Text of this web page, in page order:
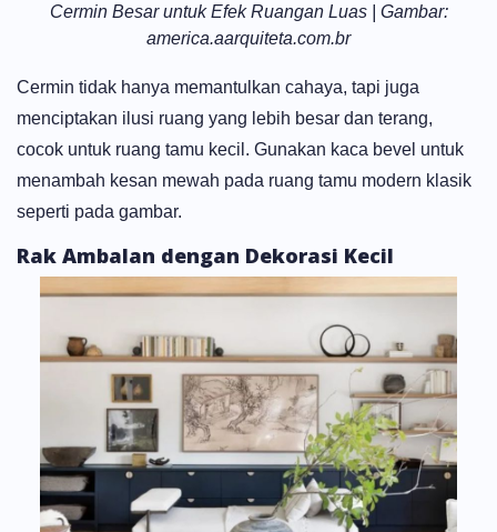
Cermin Besar untuk Efek Ruangan Luas | Gambar:
america.aarquiteta.com.br
Cermin tidak hanya memantulkan cahaya, tapi juga
menciptakan ilusi ruang yang lebih besar dan terang,
cocok untuk ruang tamu kecil . Gunakan kaca bevel untuk
menambah kesan mewah pada ruang tamu modern klasik
seperti pada gambar.
Rak Ambalan dengan Dekorasi Kecil